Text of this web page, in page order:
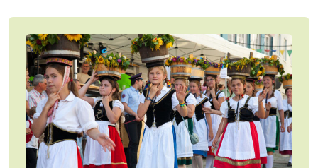
Presse
Intern
Login
Mitglied werden